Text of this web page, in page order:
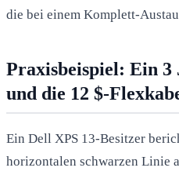
die bei einem Komplett-
Praxisbeispiel: Ein 3
und die 12 $-
Ein Dell XPS 13-Besitzer
horizontalen schwarzen Linie